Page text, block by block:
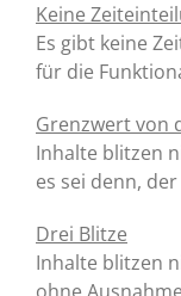
Keine
Es gibt keine
für die
Grenzwert von
Inhalte blitzen
es sei denn,
Drei Blitze
Inhalte blitzen